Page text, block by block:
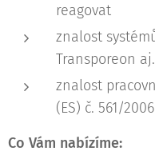
reagovat
znalost
Transporeon aj.
znalost
(ES) č. 561/2006
Co Vám nabízíme: